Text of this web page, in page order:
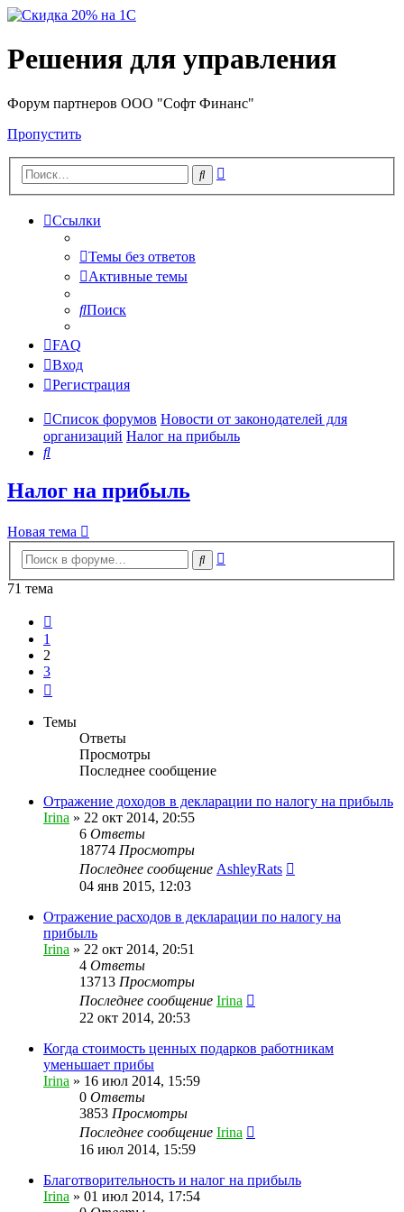
Решения для управления
Форум партнеров ООО "Софт Финанс"
Пропустить
Поиск
Ссылки
Темы без ответов
Активные темы
Поиск
FAQ
Вход
Регистрация
Список форумов Новости от законодателей для
организаций Налог на прибыль
Поиск
Налог на прибыль
Новая тема
Поиск
71 тема
1
2
3
Темы
Ответы
Просмотры
Последнее сообщение
Отражение доходов в декларации по налогу на прибыль
Irina » 22 окт 2014, 20:55
6 Ответы
18774 Просмотры
Последнее сообщение AshleyRats
04 янв 2015, 12:03
Отражение расходов в декларации по налогу на
прибыль
Irina » 22 окт 2014, 20:51
4 Ответы
13713 Просмотры
Последнее сообщение Irina
22 окт 2014, 20:53
Когда стоимость ценных подарков работникам
уменьшает прибы
Irina » 16 июл 2014, 15:59
0 Ответы
3853 Просмотры
Последнее сообщение Irina
16 июл 2014, 15:59
Благотворительность и налог на прибыль
Irina » 01 июл 2014, 17:54